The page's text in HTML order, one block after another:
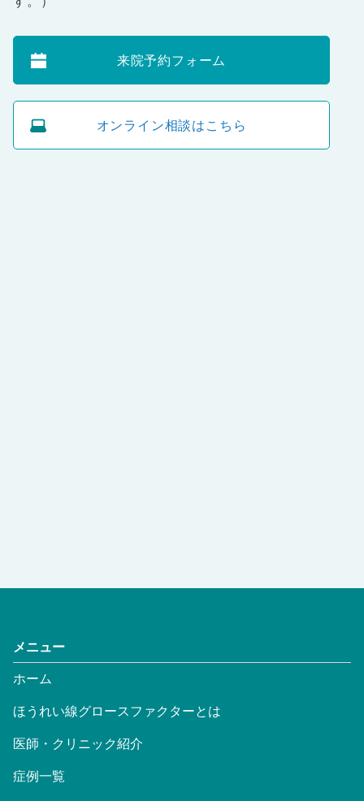
来院予約フォーム
オンライン相談はこちら
メニュー
ホーム
ほうれい線グロースファクターとは
医師・クリニック紹介
症例一覧